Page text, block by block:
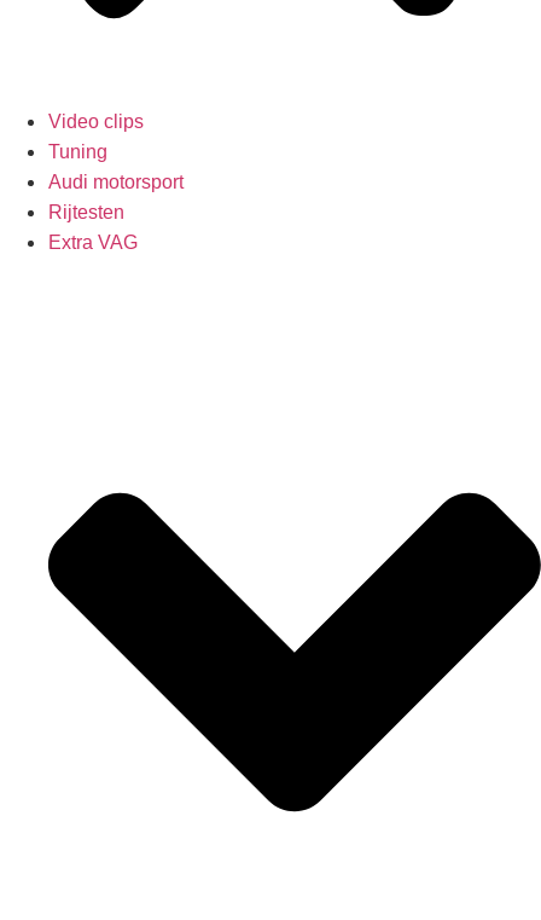
Video clips
Tuning
Audi motorsport
Rijtesten
Extra VAG